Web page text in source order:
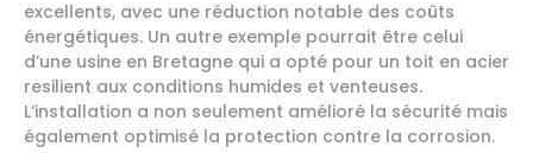
excellents, avec une réduction notable des coûts
énergétiques. Un autre exemple pourrait être celui
d’une usine en Bretagne qui a opté pour un toit en acier
resilient aux conditions humides et venteuses.
L’installation a non seulement amélioré la sécurité mais
également optimisé la protection contre la corrosion.